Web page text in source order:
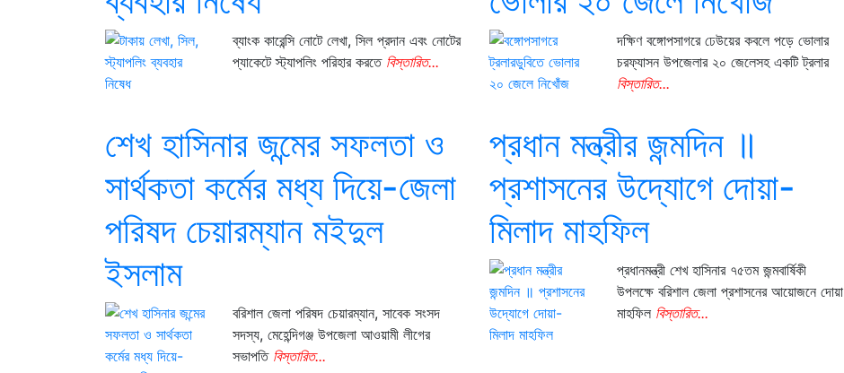
ব্যাংক কারেন্সি নোটে লেখা, সিল প্রদান এবং নোটের
প্যাকেটে স্ট্যাপলিং পরিহার করতে বিস্তারিত...
দক্ষিণ বঙ্গোপসাগরে ঢেউয়ের কবলে পড়ে ভোলার
চরফ্যাসন উপজেলার ২০ জেলেসহ একটি ট্রলার
বিস্তারিত...
শেখ হাসিনার জন্মের সফলতা ও
সার্থকতা কর্মের মধ্য দিয়ে-জেলা
পরিষদ চেয়ারম্যান মইদুল
ইসলাম
বরিশাল জেলা পরিষদ চেয়ারম্যান, সাবেক সংসদ
সদস্য, মেহেন্দিগঞ্জ উপজেলা আওয়ামী লীগের
সভাপতি বিস্তারিত...
প্রধান মন্ত্রীর জন্মদিন ॥
প্রশাসনের উদ্যোগে দোয়া-
মিলাদ মাহফিল
প্রধানমন্ত্রী শেখ হাসিনার ৭৫তম জন্মবার্ষিকী
উপলক্ষে বরিশাল জেলা প্রশাসনের আয়োজনে দোয়া
মাহফিল বিস্তারিত...